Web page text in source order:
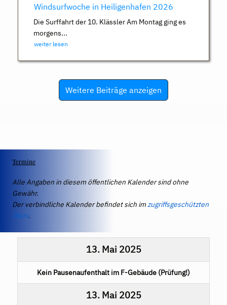
Windsurfwoche in Heiligenhafen 2026
Die Surffahrt der 10. Klässler Am Montag ging es
morgens...
weiter lesen
Weitere Beiträge anzeigen
Termine
Alle Angaben in diesem öffentlichen Kalender sind ohne
Gewähr.
Der verbindliche Kalender befindet sich imzugriffsgeschützten
IServ.
13. Mai 2025
Kein Pausenaufenthalt im F-Gebäude (Prüfung!)
13. Mai 2025